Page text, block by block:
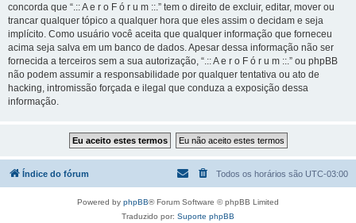
concorda que “.:: A e r o F ó r u m ::.” tem o direito de excluir, editar, mover ou
trancar qualquer tópico a qualquer hora que eles assim o decidam e seja
implícito. Como usuário você aceita que qualquer informação que forneceu
acima seja salva em um banco de dados. Apesar dessa informação não ser
fornecida a terceiros sem a sua autorização, “.:: A e r o F ó r u m ::.” ou phpBB
não podem assumir a responsabilidade por qualquer tentativa ou ato de
hacking, intromissão forçada e ilegal que conduza a exposição dessa
informação.
Índice do fórum Todos os horários são UTC-03:00
Powered by phpBB® Forum Software © phpBB Limited
Traduzido por: Suporte phpBB